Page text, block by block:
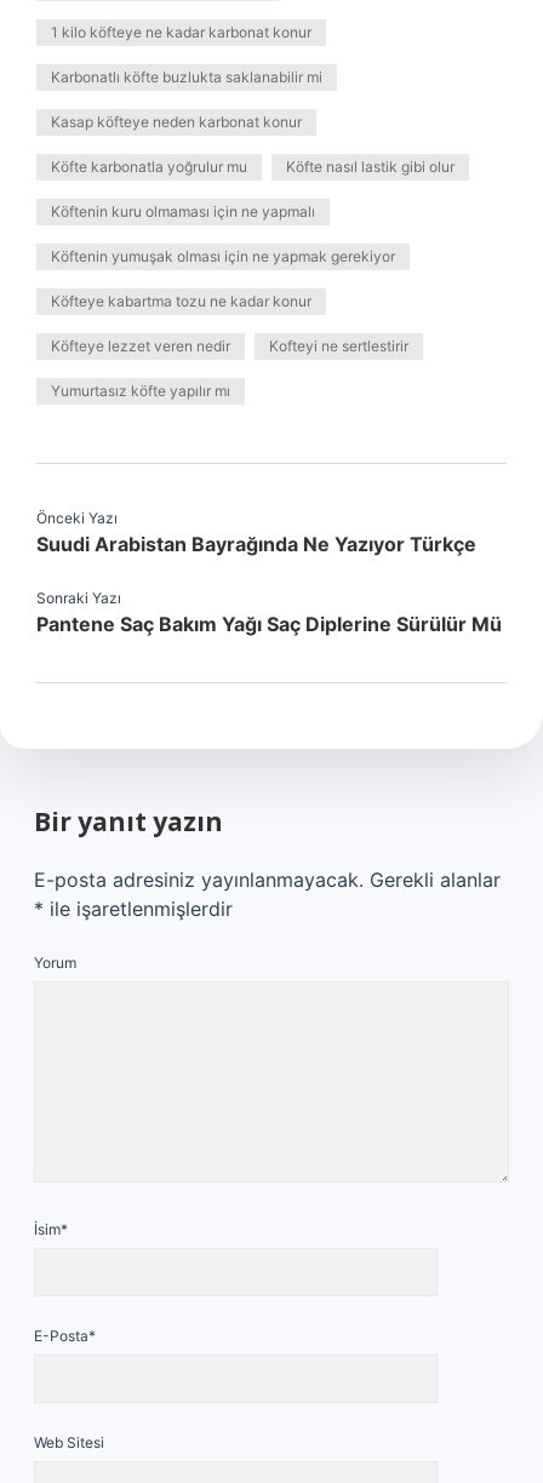
1 kilo köfteye ne kadar karbonat konur
Karbonatlı köfte buzlukta saklanabilir mi
Kasap köfteye neden karbonat konur
Köfte karbonatla yoğrulur mu Köfte nasıl lastik gibi olur
Köftenin kuru olmaması için ne yapmalı
Köftenin yumuşak olması için ne yapmak gerekiyor
Köfteye kabartma tozu ne kadar konur
Köfteye lezzet veren nedir Kofteyi ne sertlestirir
Yumurtasız köfte yapılır mı
Önceki Yazı
Suudi Arabistan Bayrağında Ne Yazıyor Türkçe
Sonraki Yazı
Pantene Saç Bakım Yağı Saç Diplerine Sürülür Mü
Bir yanıt yazın
E-posta adresiniz yayınlanmayacak. Gerekli alanlar
* ile işaretlenmişlerdir
Yorum
İsim*
E-Posta*
Web Sitesi